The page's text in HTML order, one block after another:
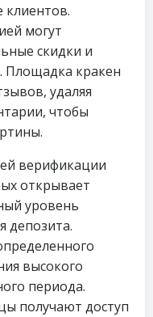
могут
скидки и
Площадка кракен
удаляя
чтобы
верификации
открывает
уровень
депозита.
высокого
периода.
получают доступ